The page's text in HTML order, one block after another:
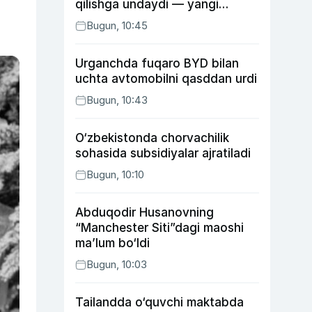
qilishga undaydi — yangi
tadqiqot
Bugun, 10:45
Urganchda fuqaro BYD bilan
uchta avtomobilni qasddan urdi
Bugun, 10:43
O‘zbekistonda chorvachilik
sohasida subsidiyalar ajratiladi
Bugun, 10:10
Abduqodir Husanovning
“Manchester Siti”dagi maoshi
ma’lum bo‘ldi
Bugun, 10:03
Tailandda o‘quvchi maktabda